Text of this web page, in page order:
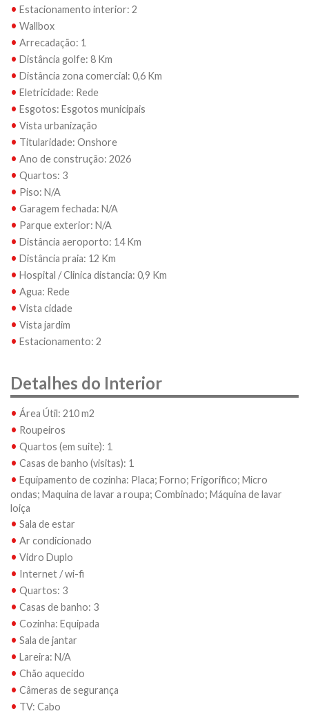
• Estacionamento interior: 2
• Wallbox
• Arrecadação: 1
• Distância golfe: 8 Km
• Distância zona comercial: 0,6 Km
• Eletricidade: Rede
• Esgotos: Esgotos municipais
• Vista urbanização
• Titularidade: Onshore
• Ano de construção: 2026
• Quartos: 3
• Piso: N/A
• Garagem fechada: N/A
• Parque exterior: N/A
• Distância aeroporto: 14 Km
• Distância praia: 12 Km
• Hospital / Clinica distancia: 0,9 Km
• Agua: Rede
• Vista cidade
• Vista jardim
• Estacionamento: 2
Detalhes do Interior
• Área Útil: 210 m2
• Roupeiros
• Quartos (em suite): 1
• Casas de banho (visitas): 1
• Equipamento de cozinha: Placa; Forno; Frigorifico; Micro
ondas; Maquina de lavar a roupa; Combinado; Máquina de lavar
loiça
• Sala de estar
• Ar condicionado
• Vidro Duplo
• Internet / wi-fi
• Quartos: 3
• Casas de banho: 3
• Cozinha: Equipada
• Sala de jantar
• Lareira: N/A
• Chão aquecido
• Câmeras de segurança
• TV: Cabo